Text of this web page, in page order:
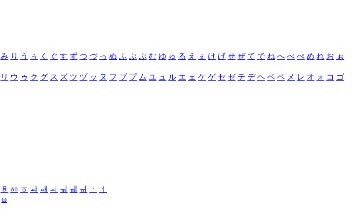
み り う ぅ く ぐ す ず つ づ っ ぬ ふ ぶ ぷ む ゆ ゅ る え ぇ け げ せ ぜ て で ね へ べ ぺ め れ お ぉ
リ ウ ゥ ク グ ス ズ ツ ヅ ッ ヌ フ ブ プ ム ユ ュ ル エ ェ ケ ゲ セ ゼ テ デ ヘ ベ ペ メ レ オ ォ コ ゴ
ㆄ ㆅ ㆆ ㆇ ㆈ ㆉ ㆊ ㆋ ㆌ ㆍ
ㆎ
ω